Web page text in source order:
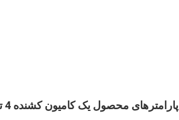
پارامترهای محصول یک کامیون کشنده 4 تن